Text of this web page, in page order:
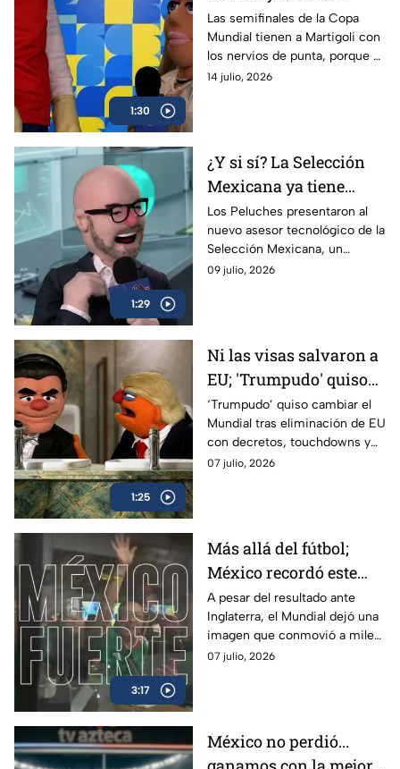
1:30
estudio de los Peluches
por culpa de Inglaterra
Las semifinales de la Copa
Mundial tienen a Martigoli con
los nervios de punta, porque al
quedar fuera Noruega, será un
14 julio, 2026
1:29
¿Y si sí? La Selección
Mexicana ya tiene
nuevo asesor
tecnológico en Los
Peluches
Los Peluches presentaron al
nuevo asesor tecnológico de la
Selección Mexicana, un
personaje que promete hacer
09 julio, 2026
1:25
Ni las visas salvaron a
EU; 'Trumpudo' quiso
llegar a la Final del
Mundial por decreto y
acabó eliminado:
Peluches
‘Trumpudo’ quiso cambiar el
Mundial tras eliminación de EU
con decretos, touchdowns y
hasta amenazas de quitar
07 julio, 2026
3:17
Más allá del fútbol;
México recordó este
Mundial que juntos
seguimos siendo más
grandes
A pesar del resultado ante
Inglaterra, el Mundial dejó una
imagen que conmovió a miles
de mexicanos: un país unido
07 julio, 2026
México no perdió...